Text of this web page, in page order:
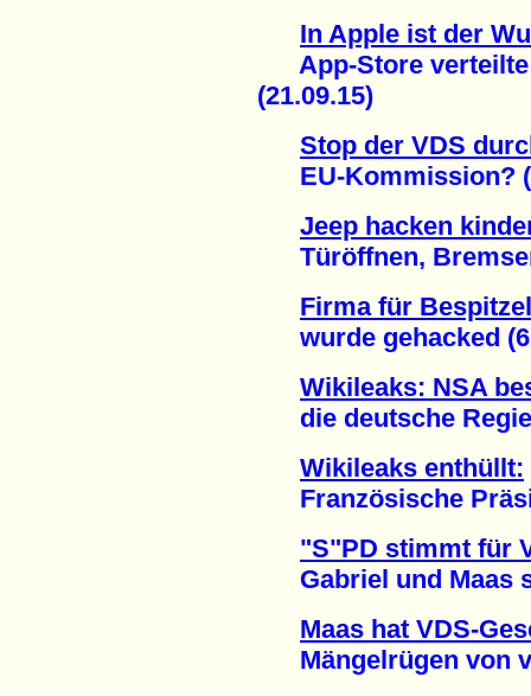
In Apple ist der
App-Store verteilte
(21.09.15)
Stop der VDS
EU-Kommission?
Jeep hacken
Türöffnen,
Firma für
wurde gehacked
Wikileaks: NSA
die deutsche
Wikileaks enthüllt:
Französische
"S"PD stimmt für
Gabriel und Maas
Maas hat VDS-
Mängelrügen von